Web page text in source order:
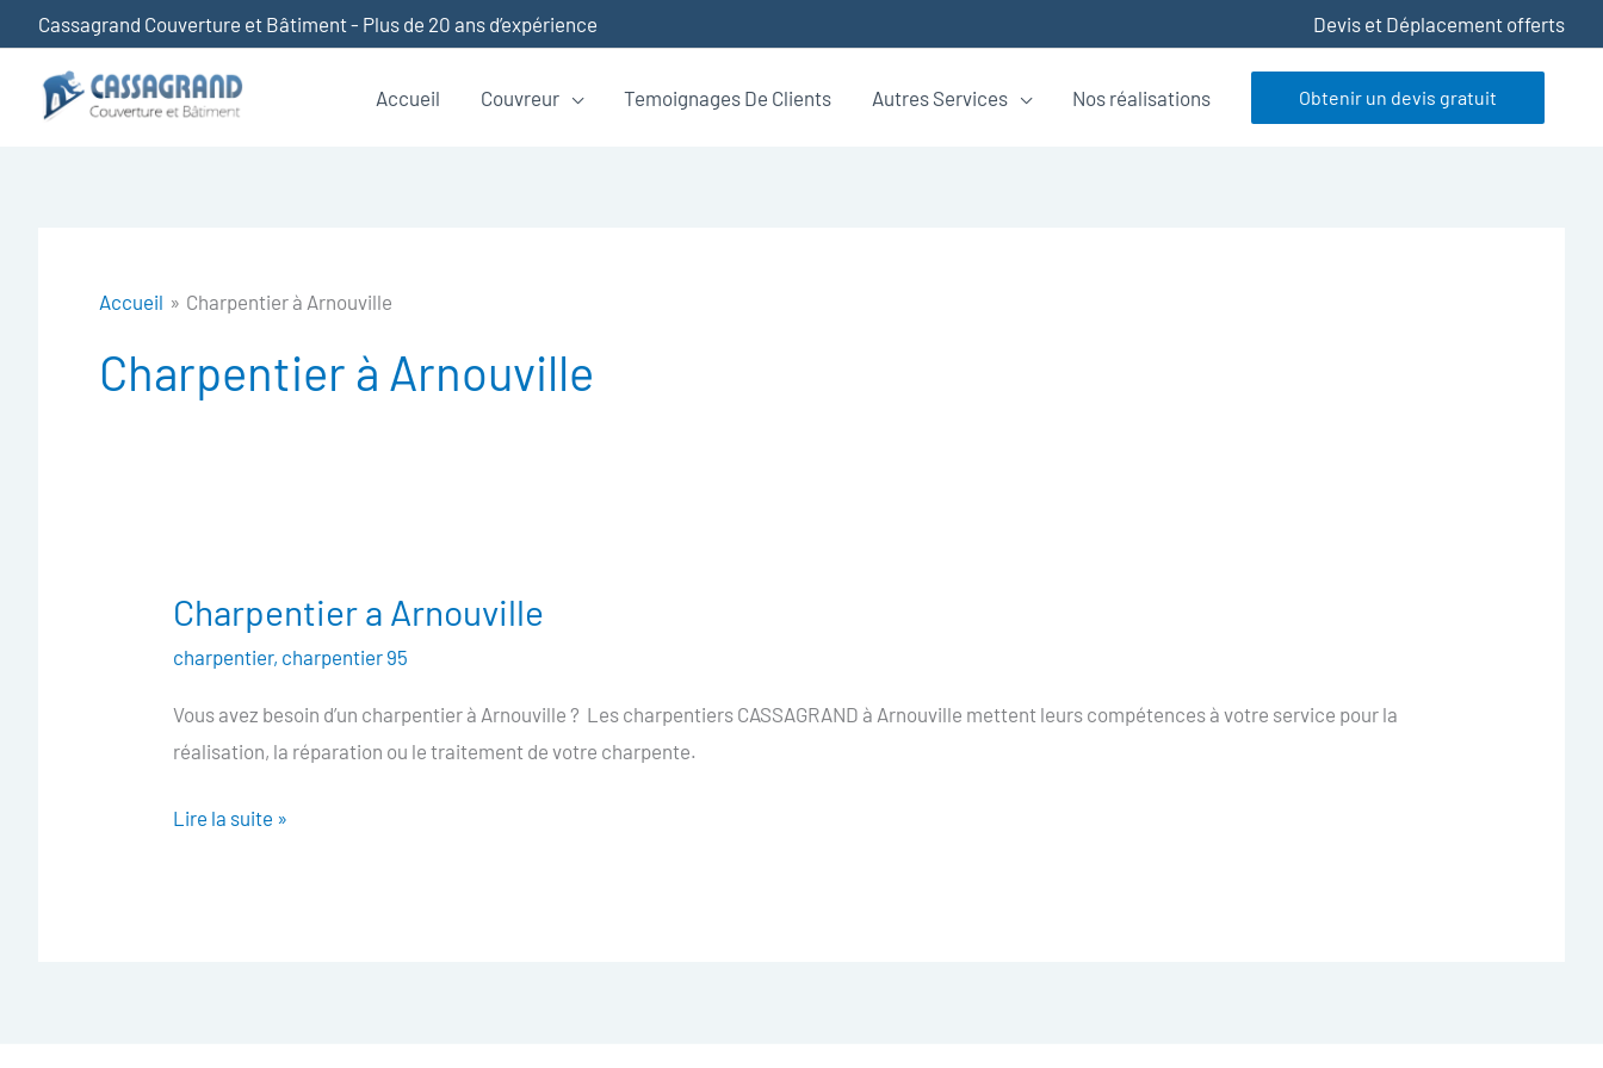
au
contenu
Cassagrand Couverture et Bâtiment - Plus de 20 ans d’expérience Devis et Déplacement offerts
Accueil Couvreur Temoignages De Clients Autres Services Nos réalisations Obtenir un devis gratuit
Accueil Charpentier à Arnouville
Charpentier à Arnouville
Charpentier a Arnouville
charpentier, charpentier 95
Vous avez besoin d’un charpentier à Arnouville ? Les charpentiers CASSAGRAND à Arnouville mettent leurs compétences à votre service pour la
réalisation, la réparation ou le traitement de votre charpente.
Charpentier
Lire la suite »